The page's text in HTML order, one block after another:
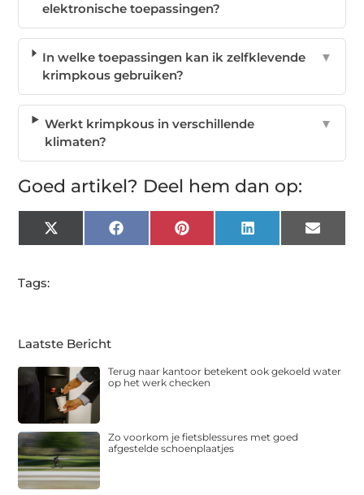
elektronische toepassingen?
In welke toepassingen kan ik zelfklevende
krimpkous gebruiken?
▼
Werkt krimpkous in verschillende
klimaten?
▼
Goed artikel? Deel hem dan op:
X
(Twitter)
FacebookPinterest LinkedIn Email
Tags:
Laatste Bericht
Terug naar kantoor betekent ook gekoeld water
op het werk checken
Zo voorkom je fietsblessures met goed
afgestelde schoenplaatjes